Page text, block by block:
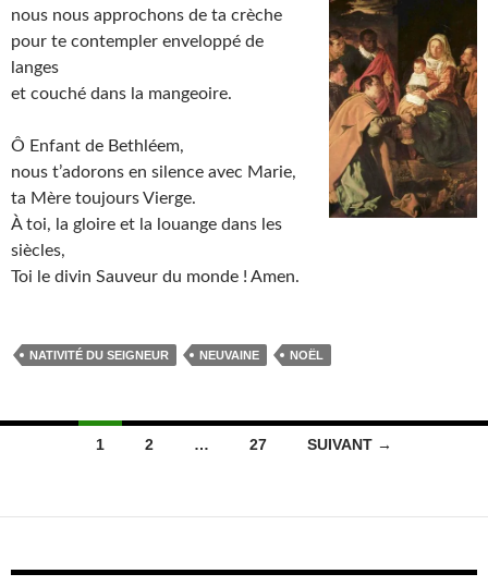
nous nous approchons de ta crèche
pour te contempler enveloppé de
langes
et couché dans la mangeoire.
Ô Enfant de Bethléem,
nous t’adorons en silence avec Marie,
ta Mère toujours Vierge.
À toi, la gloire et la louange dans les
siècles,
Toi le divin Sauveur du monde ! Amen.
NATIVITÉ DU SEIGNEUR NEUVAINE NOËL
Navigation
articles
1 2 … 27 SUIVANT →